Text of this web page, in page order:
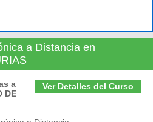
a Distancia en
Ver Detalles del Curso
a
DE